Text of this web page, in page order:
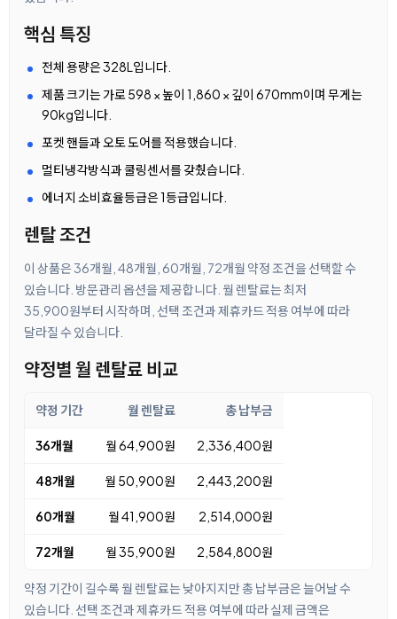
핵심 특징
전체 용량은 328L입니다.
제품 크기는 가로 598 × 높이 1,860 × 깊이 670mm이며 무게는
90kg입니다.
포켓 핸들과 오토 도어를 적용했습니다.
멀티냉각방식과 쿨링센서를 갖췄습니다.
에너지 소비효율등급은 1등급입니다.
렌탈 조건
이 상품은 36개월, 48개월, 60개월, 72개월 약정 조건을 선택할 수
있습니다. 방문관리 옵션을 제공합니다. 월 렌탈료는 최저
35,900원부터 시작하며, 선택 조건과 제휴카드 적용 여부에 따라
달라질 수 있습니다.
약정별 월 렌탈료 비교
약정 기간 월 렌탈료 총 납부금
36개월 월 64,900원 2,336,400원
48개월 월 50,900원 2,443,200원
60개월 월 41,900원 2,514,000원
72개월 월 35,900원 2,584,800원
약정 기간이 길수록 월 렌탈료는 낮아지지만 총 납부금은 늘어날 수
있습니다. 선택 조건과 제휴카드 적용 여부에 따라 실제 금액은